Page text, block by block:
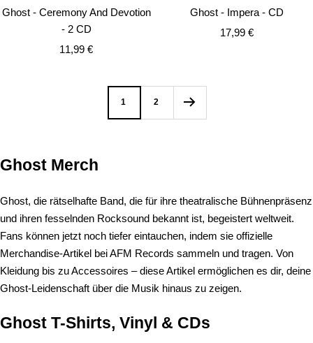
den
Ghost - Ceremony And Devotion
- 2 CD
Angebotspreis
11,99 €
Ghost - Impera - CD
Angebotspreis
17,99 €
1 2
Ghost Merch
Ghost, die rätselhafte Band, die für ihre theatralische Bühnenpräsenz
und ihren fesselnden Rocksound bekannt ist, begeistert weltweit.
Fans können jetzt noch tiefer eintauchen, indem sie offizielle
Merchandise-Artikel bei AFM Records sammeln und tragen. Von
Kleidung bis zu Accessoires – diese Artikel ermöglichen es dir, deine
Ghost-Leidenschaft über die Musik hinaus zu zeigen.
Ghost T-Shirts, Vinyl & CDs